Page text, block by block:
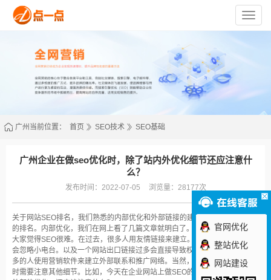
苏
州
点
限
司
广州当前位置： 首页 SEO技术 SEO基础
广州企业在做seo优化时，除了站内外优化细节还应注意什
么？
发布时间：2022-07-05 浏览量：28177次
关于网站SEO排名，我们熟悉的内部优化和外部链接的建设直接影响到网站
的排名。内部优化，我们在网上看了几篇文章就明白了。但是外部优化总是让
大家觉得SEO很难。在过去，很多人用友情链接来建立。但更好的网站通常
会忽略小电台。以及一个网站出口链接过多会直接导致权重下降。现在越来越
多的人使用营销软件来建立外部联系和推广网络。当然，我们在建立外部链接
时需要注意其他细节。比如，今天在企业网站上做SEO的时候，除了内部和
官网优化
整站优化
网站建设